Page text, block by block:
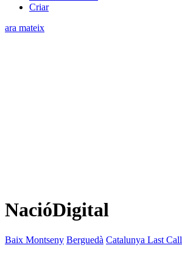
Criar
ara mateix
NacióDigital
Baix Montseny Berguedà Catalunya Last Call